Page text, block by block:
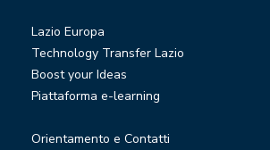
Lazio Europa
Technology Transfer Lazio
Boost your Ideas
Piattaforma e-learning
Orientamento e Contatti